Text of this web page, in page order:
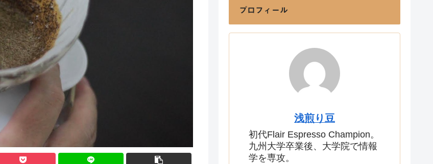
プロフィール
浅煎り豆
初代Flair Espresso Champion。
九州大学卒業後、大学院で情報
学を専攻。